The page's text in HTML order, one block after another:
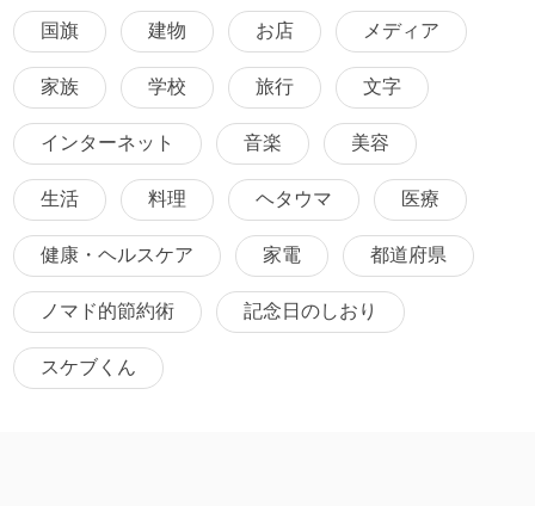
国旗 建物 お店 メディア
家族 学校 旅行 文字
インターネット 音楽 美容
生活 料理 ヘタウマ 医療
健康・ヘルスケア 家電 都道府県
ノマド的節約術 記念日のしおり
スケブくん